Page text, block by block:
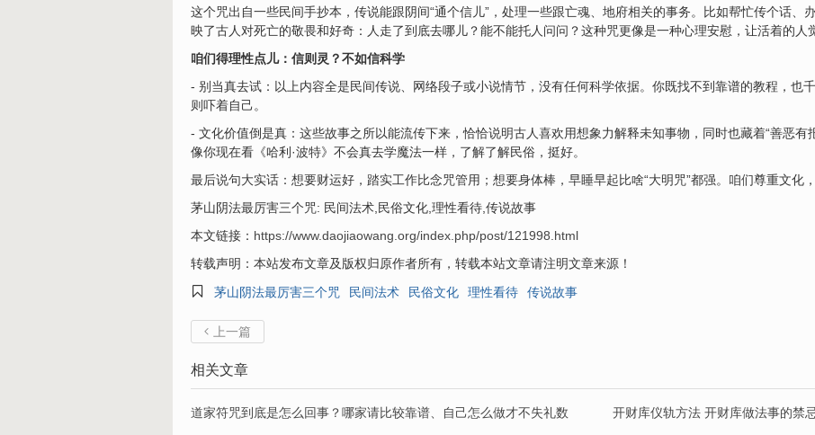
这个咒出自一些民间手抄本，传说能跟阴间“通个信儿”，处理一些跟亡魂、地府相关的事务。比如帮忙传个话、
映了古人对死亡的敬畏和好奇：人走了到底去哪儿？能不能托人问问？这种咒更像是一种心理安慰，让活着的人觉
咱们得理性点儿：信则灵？不如信科学
- 别当真去试：以上内容全是民间传说、网络段子或小说情节，没有任何科学依据。你既找不到靠谱的教程，
则吓着自己。
- 文化价值倒是真：这些故事之所以能流传下来，恰恰说明古人喜欢用想象力解释未知事物，同时也藏着“善恶有
像你现在看《哈利·波特》不会真去学魔法一样，了解了解民俗，挺好。
最后说句大实话：想要财运好，踏实工作比念咒管用；想要身体棒，早睡早起比啥“大明咒”都强。咱们尊重文化
茅山阴法最厉害三个咒: 民间法术,民俗文化,理性看待,传说故事
本文链接： https://www.daojiaowang.org/index.php/post/121998.html
转载声明：本站发布文章及版权归原作者所有，转载本站文章请注明文章来源！

茅山阴法最厉害三个咒 民间法术 民俗文化 理性看待 传说故事
 上一篇
相关文章
道家符咒到底是怎么回事？哪家请比较靠谱、自己怎么做才不失礼数
开财库仪轨方法 开财库做法事的禁